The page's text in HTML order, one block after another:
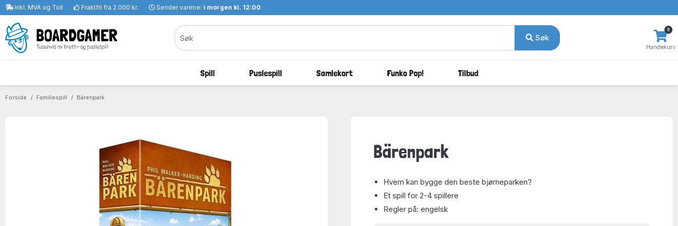
Inkl. MVA og Toll Fraktfri fra 2.000 kr. Sender varene: i morgen kl. 12:00
Søk
Handlekurv
0
Spill Puslespill Samlekort Funko Pop! Tilbud
Forside Familiespill Bärenpark
Bärenpark
Hvem kan bygge den beste bjørneparken?
Et spill for 2-4 spillere
Regler på: engelsk